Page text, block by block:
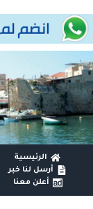
الرئيسية
أرسل لنا خبر
أعلن معنا